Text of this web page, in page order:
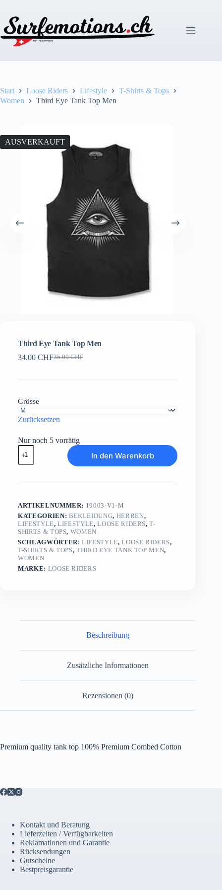
springen
Start Loose Riders Lifestyle
T-Shirts & Tops
Women
Third Eye Tank Top Men
AUSVERKAUFT
Third Eye Tank Top Men
35.00CHF
Ursprünglicher
war:
34.00 CHFAktueller
ist:
Grösse
Zurücksetzen
Nur noch 5 vorrätig
Third
Eye
Tank
Men
In den Warenkorb
ARTIKELNUMMER: 19003-V1-M
KATEGORIEN: BEKLEIDUNG, HERREN,
LIFESTYLE,LIFESTYLE,LOOSE RIDERS,T-
SHIRTS & TOPS, WOMEN
SCHLAGWÖRTER:LIFESTYLE,LOOSE RIDERS,
T-SHIRTS & TOPS,THIRD EYE TANK TOP MEN,
WOMEN
MARKE: LOOSE RIDERS
Beschreibung
Zusätzliche Informationen
Rezensionen (0)
Premium quality tank top 100% Premium Combed Cotton
Kontakt und Beratung
Lieferzeiten / Verfügbarkeiten
Reklamationen und Garantie
Rücksendungen
Gutscheine
Bestpreisgarantie